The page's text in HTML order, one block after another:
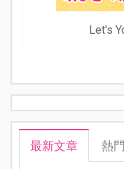
Let's
最新文章 熱